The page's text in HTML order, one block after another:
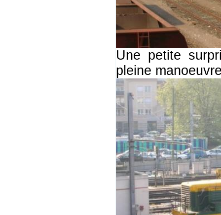
Une petite
pleine